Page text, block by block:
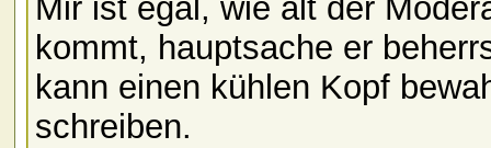
Mir ist egal, wie alt der
kommt, hauptsache er
kann einen kühlen Kopf
schreiben.